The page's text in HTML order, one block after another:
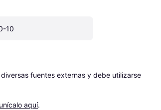
10
fuentes externas y debe utilizarse
aquí.